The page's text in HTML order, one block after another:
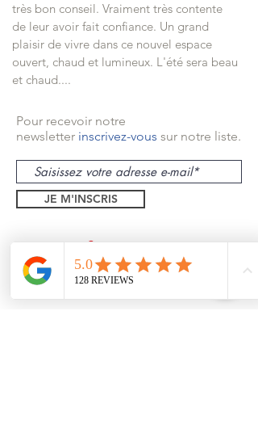
très bon conseil. Vraiment très contente
de leur avoir fait confiance. Un grand
plaisir de vivre dans ce nouvel espace
ouvert, chaud et lumineux. L'été sera beau
et chaud....
Pour recevoir notre
newsletter inscrivez-vous sur notre liste.
JE M'INSCRIS
Mandelieu
Trayas